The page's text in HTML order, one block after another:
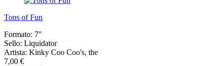
Tons of Fun
Formato: 7"
Sello: Liquidator
Artista: Kinky Coo Coo's, the
7,00 €